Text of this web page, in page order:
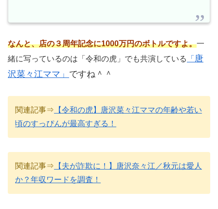
なんと、店の３周年記念に1000万円のボトルですよ。一
緒に写っているのは「令和の虎」でも共演している
「 唐
沢菜々江ママ」 ですね＾＾
関連記事⇒ 【令和の虎】唐沢菜々江ママの年齢や若い
頃のすっぴんが最高すぎる！
関連記事⇒ 【夫が詐欺に！】唐沢奈々江／秋元は愛人
か？年収ワードを調査！